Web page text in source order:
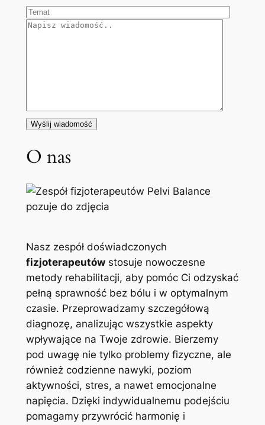
O nas
Nasz zespół doświadczonych
fizjoterapeutówstosuje nowoczesne
metody rehabilitacji, aby pomóc Ci odzyskać
pełną sprawność bez bólu i w optymalnym
czasie. Przeprowadzamy szczegółową
diagnozę, analizując wszystkie aspekty
wpływające na Twoje zdrowie. Bierzemy
pod uwagę nie tylko problemy fizyczne, ale
również codzienne nawyki, poziom
aktywności, stres, a nawet emocjonalne
napięcia. Dzięki indywidualnemu podejściu
pomagamy przywrócić harmonię i